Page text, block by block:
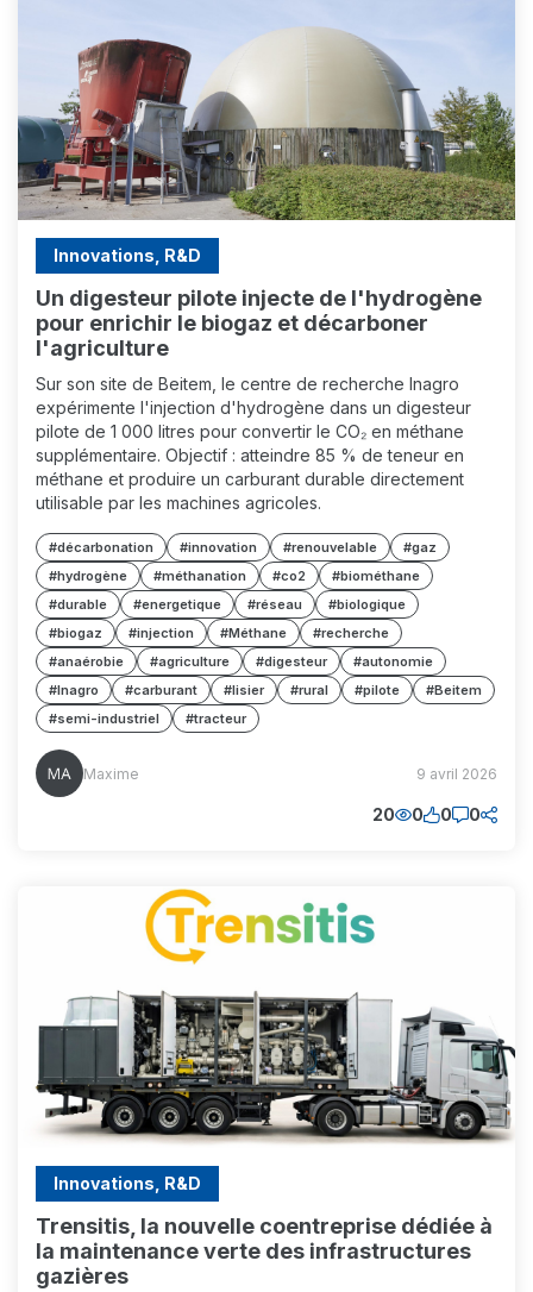
Innovations, R&D
Un digesteur pilote injecte de l'hydrogène
pour enrichir le biogaz et décarboner
l'agriculture
Sur son site de Beitem, le centre de recherche Inagro
expérimente l'injection d'hydrogène dans un digesteur
pilote de 1 000 litres pour convertir le CO₂ en méthane
supplémentaire. Objectif : atteindre 85 % de teneur en
méthane et produire un carburant durable directement
utilisable par les machines agricoles.
#décarbonation #innovation #renouvelable
#gaz
#hydrogène
#méthanation #co2
#biométhane
#durable
#energetique #réseau
#biologique
#biogaz
#injection #Méthane
#recherche
#anaérobie
#agriculture #digesteur
#autonomie
#Inagro
#carburant #lisier #rural #pilote
#Beitem
#semi-industriel
#tracteur
Maxime
(MM)
Maxime 9 avril 2026
20 0 0 0
Innovations, R&D
Trensitis, la nouvelle coentreprise dédiée à
la maintenance verte des infrastructures
gazières